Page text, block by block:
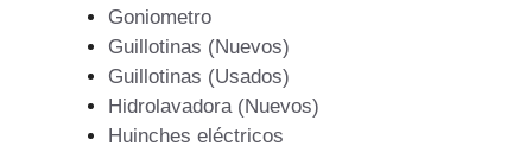
Goniometro
Guillotinas (Nuevos)
Guillotinas (Usados)
Hidrolavadora (Nuevos)
Huinches eléctricos